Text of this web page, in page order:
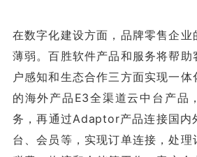
在数字化建设方面，品牌零售企业
薄弱。百胜软件产品和服务将帮助
户感知和生态合作三方面实现一
的海外产品E3全渠道云中台产品
务，再通过Adaptor产品连接国内
台、会员等，实现订单连接，处